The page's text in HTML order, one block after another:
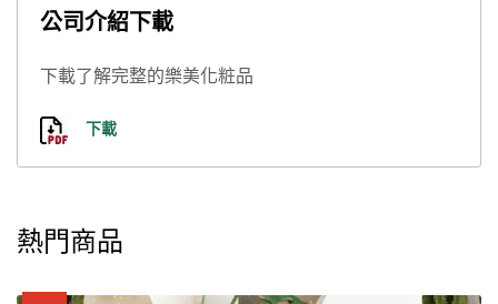
公司介紹下載
下載了解完整的樂美化粧品
下載
熱門商品